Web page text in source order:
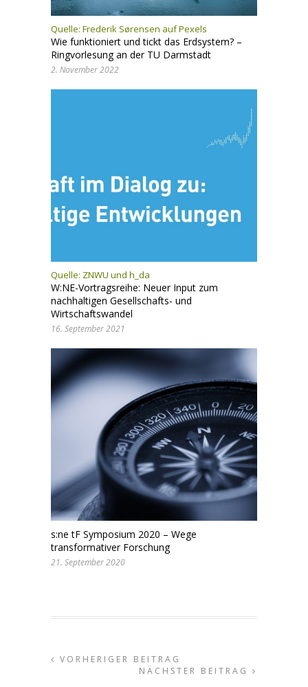
Quelle: Frederik Sørensen auf Pexels
Wie funktioniert und tickt das Erdsystem? –
Ringvorlesung an der TU Darmstadt
2. November 2022
Quelle: ZNWU und h_da
W:NE-Vortragsreihe: Neuer Input zum
nachhaltigen Gesellschafts- und
Wirtschaftswandel
16. September 2021
s:ne tF Symposium 2020 – Wege
transformativer Forschung
21. September 2020
VORHERIGER BEITRAG
NÄCHSTER BEITRAG